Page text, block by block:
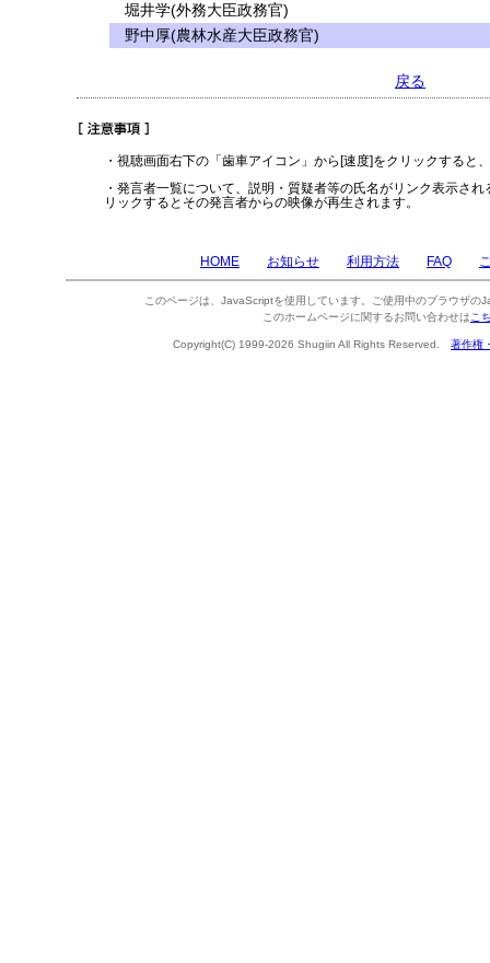
堀井学(外務大臣政務官)
野中厚(農林水産大臣政務官)
戻る
・視聴画面右下の「歯車アイコン」から[速度]をクリックすると
・発言者一覧について、説明・質疑者等の氏名がリンク表示さ
リックするとその発言者からの映像が再生されます。
HOME お知らせ 利用方法 FAQ
このページは、JavaScriptを使用しています。ご使用中のブラウザの
このホームページに関するお問い合わせは こ
Copyright(C) 1999-2026 Shugiin All Rights Reserved. 著作権